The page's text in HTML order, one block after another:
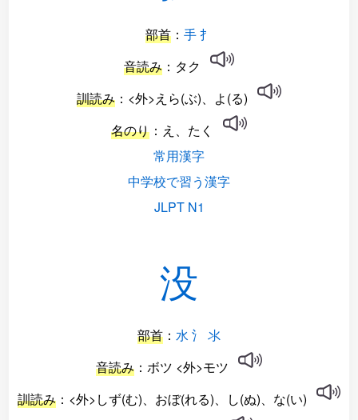
部首 ： 手 扌
音読み ：タク
訓読み ：<外>えら(ぶ)、よ(る)
名のり ：え、たく
常用漢字
中学校で習う漢字
JLPT N1
没
部首 ： 水 氵 氺
音読み ：ボツ <外>モツ
訓読み ：<外>しず(む)、おぼ(れる)、し(ぬ)、な(い)